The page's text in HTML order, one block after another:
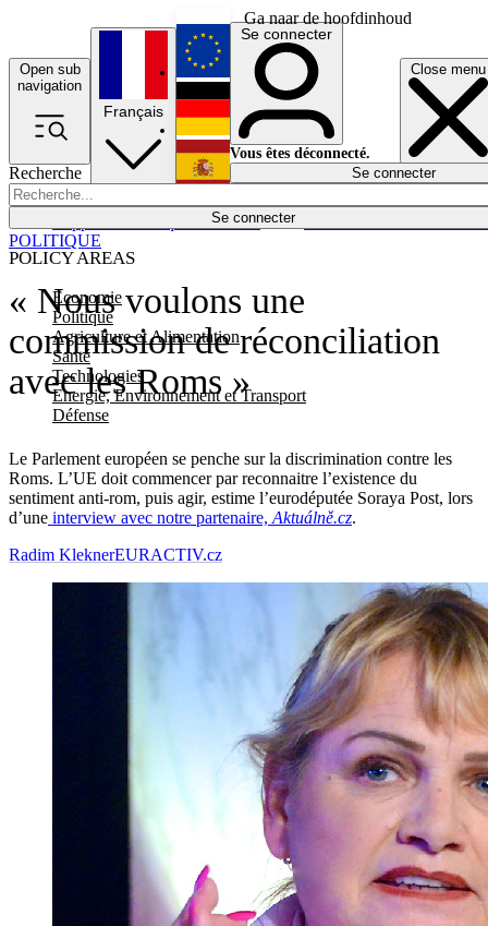
Ga naar de hoofdinhoud
Open sub
navigation
Close menu
Recherche
Se connecter
POLICY AREAS
Economie
Politique
Agriculture et Alimentation
Santé
Technologies
Energie, Environnement et Transport
Défense
Économie
Français
English
Deutsch
Español
Se connecter
Vous êtes déconnecté.
Se connecter
« Nous voulons une
commission de réconciliation
avec les Roms »
Le Parlement européen se penche sur la discrimination contre les
Roms. L’UE doit commencer par reconnaitre l’existence du
sentiment anti-rom, puis agir, estime l’eurodéputée Soraya Post, lors
d’une interview avec notre partenaire, Aktuálně.cz.
POLITIQUE
Radim KleknerEURACTIV.cz